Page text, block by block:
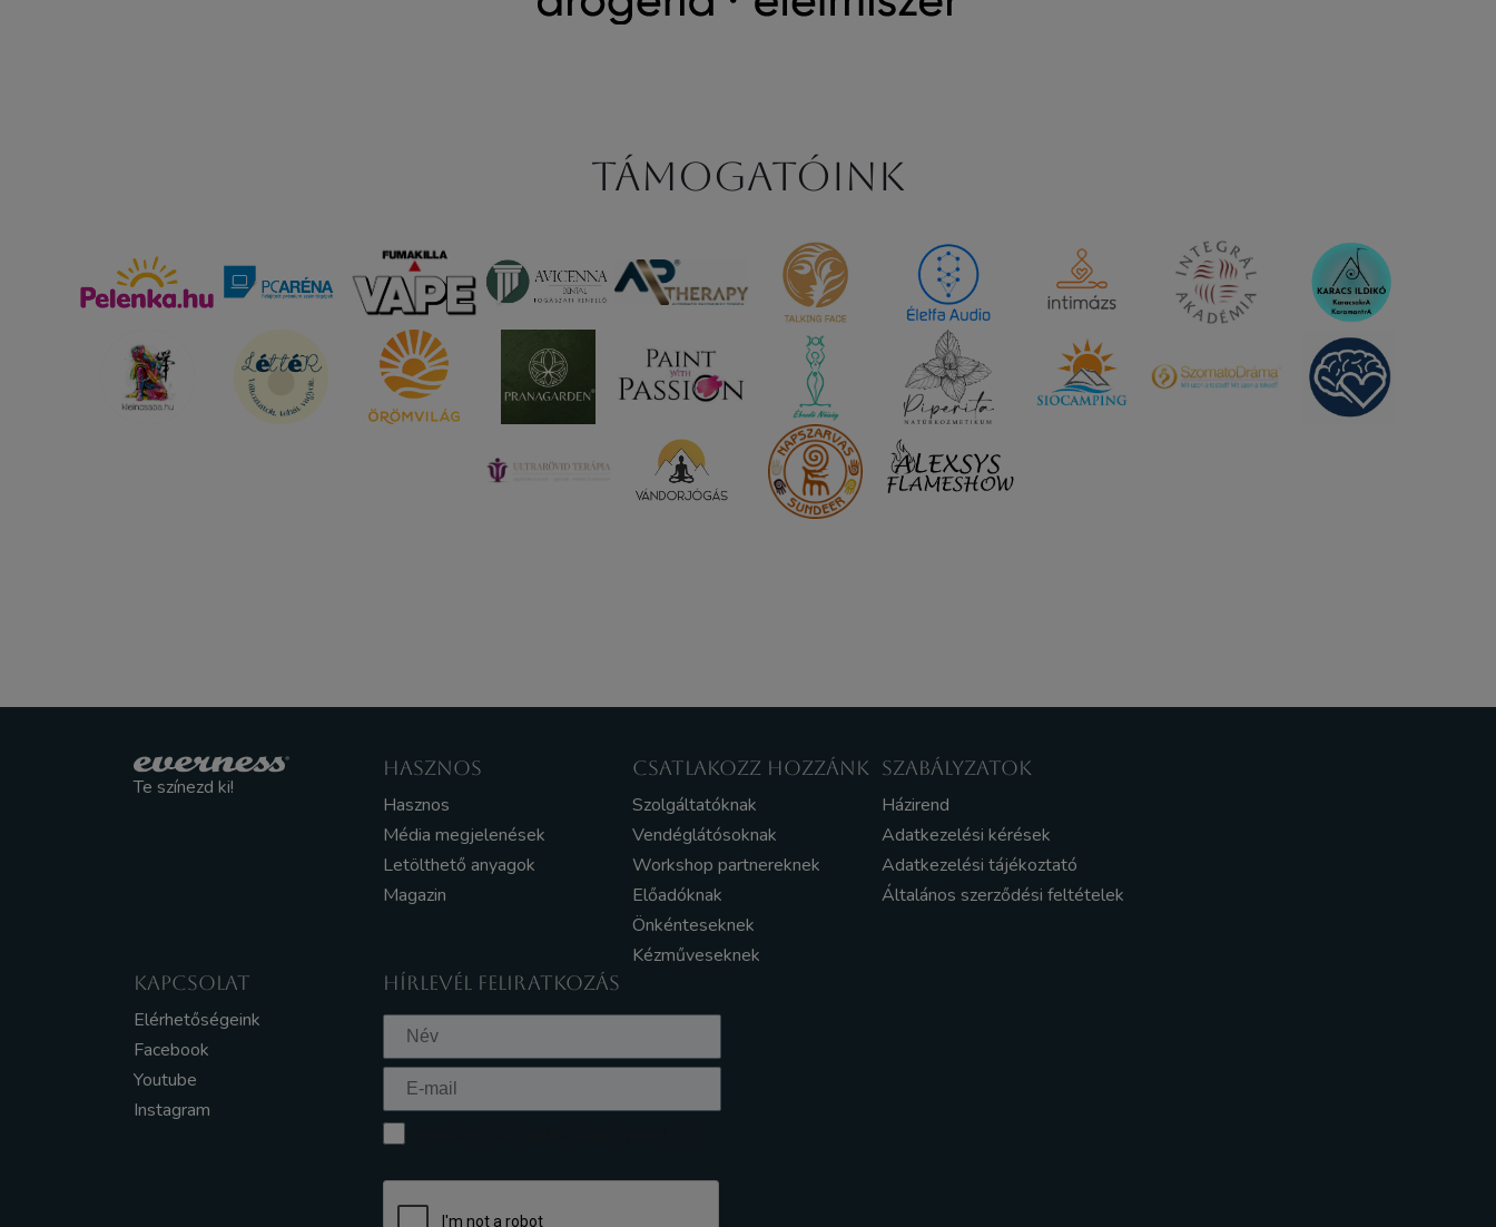
Támogatóink
Te színezd ki!
HASZNOS
Hasznos
Média megjelenések
Letölthető anyagok
Magazin
CSATLAKOZZ HOZZÁNK
Szolgáltatóknak
Vendéglátósoknak
Workshop partnereknek
Előadóknak
Önkénteseknek
Kézműveseknek
SZABÁLYZATOK
Házirend
Adatkezelési kérések
Adatkezelési tájékoztató
Általános szerződési feltételek
KAPCSOLAT
Elérhetőségeink
Facebook
Youtube
Instagram
HÍRLEVÉL FELIRATKOZÁS